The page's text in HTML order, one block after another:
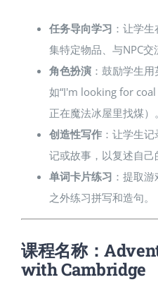
任务导向学习 ：让学
集特定物品、与NPC交
角色扮演：鼓励学生用
如“I'm looking for
正在魔法冰屋里找煤）。
创造性写作：让学生记
记或故事，以复述自己
单词卡片练习 ：提取
之外练习拼写和造句。
课程名称：
with Cambridge